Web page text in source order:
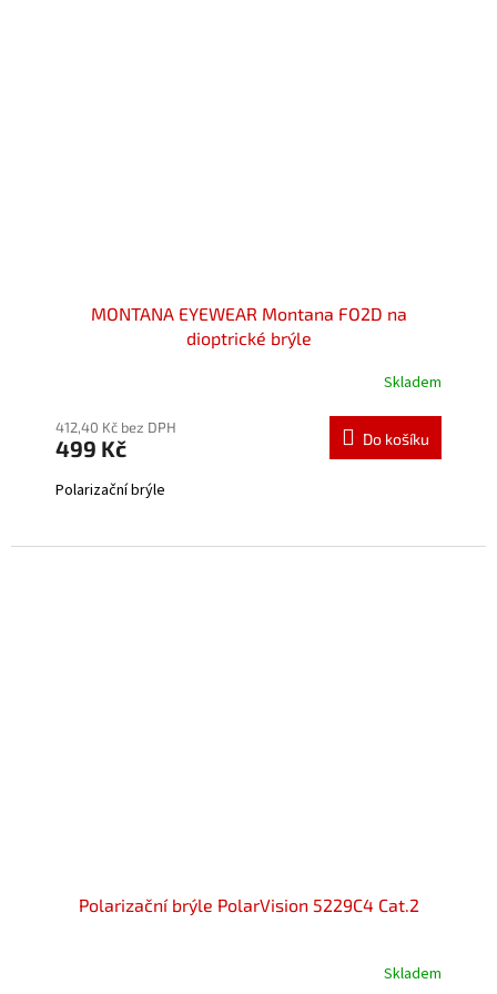
MONTANA EYEWEAR Montana FO2D na
dioptrické brýle
Skladem
412,40 Kč bez DPH
499 Kč Do košíku
Polarizační brýle
Polarizační brýle PolarVision 5229C4 Cat.2
Skladem